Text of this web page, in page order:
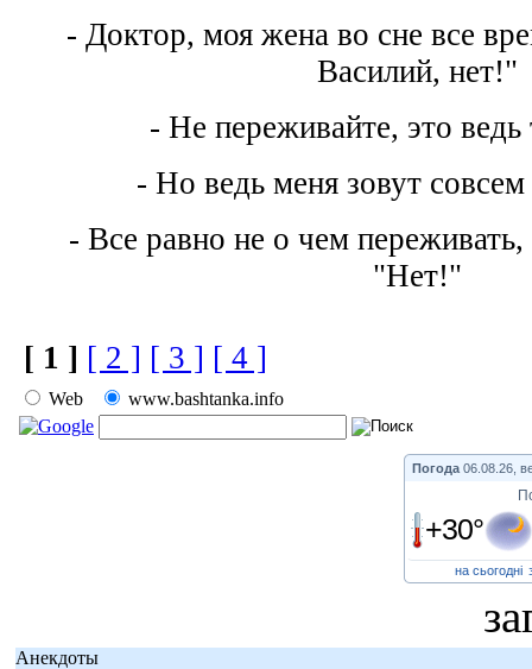
- Доктор, моя жена во сне все
Василий, нет!"
- Не переживайте, это ведь
- Но ведь меня зовут
- Все равно не о чем переживать,
"Нет!"
[ 1 ] [ 2 ] [ 3 ] [ 4 ]
Web www.bashtanka.info
Погода 06.08.26,
+30°
на сьогодні
Анекдоты